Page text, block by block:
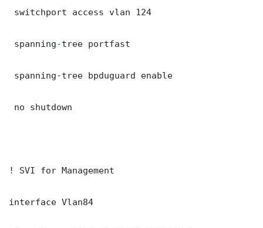
switchport access vlan 124
spanning-tree portfast
spanning-tree bpduguard enable
no shutdown
! SVI for Management
interface Vlan84